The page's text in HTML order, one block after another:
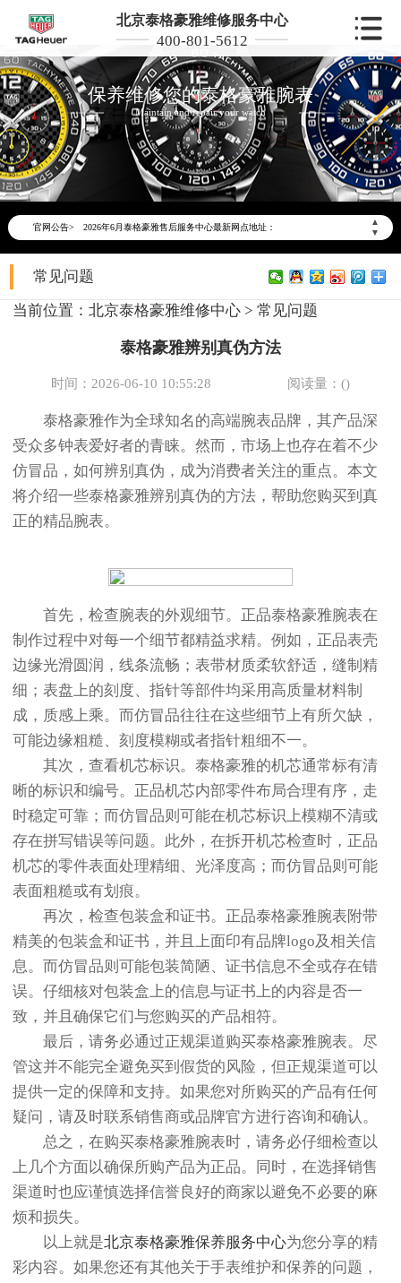
北京泰格豪雅维修服务中心
400-801-5612
保养维修您的泰格豪雅腕表
Maintain and repair your watch
官网公告>
▲
▼
2026年6月泰格豪雅北京市售后服务网络优化升级公告
2026年6月北京市泰格豪雅官方售后客户服务热线：400-801-5612
2026年6月泰格豪雅售后服务中心最新网点地址：
北京市东城区东长安街1号东方广场写字楼W3座6层602室（需提前预约）
北京市朝阳区建国门外大街甲6号华熙国际中心写字楼D座11层1102室（需提前预约）
节假日正常营业！
常见问题
当前位置： 北京泰格豪雅维修中心 > 常见问题
泰格豪雅辨别真伪方法
时间：2026-06-10 10:55:28 阅读量：()
泰格豪雅作为全球知名的高端腕表品牌，其产品深
受众多钟表爱好者的青睐。然而，市场上也存在着不少
仿冒品，如何辨别真伪，成为消费者关注的重点。本文
将介绍一些泰格豪雅辨别真伪的方法，帮助您购买到真
正的精品腕表。
首先，检查腕表的外观细节。正品泰格豪雅腕表在
制作过程中对每一个细节都精益求精。例如，正品表壳
边缘光滑圆润，线条流畅；表带材质柔软舒适，缝制精
细；表盘上的刻度、指针等部件均采用高质量材料制
成，质感上乘。而仿冒品往往在这些细节上有所欠缺，
可能边缘粗糙、刻度模糊或者指针粗细不一。
其次，查看机芯标识。泰格豪雅的机芯通常标有清
晰的标识和编号。正品机芯内部零件布局合理有序，走
时稳定可靠；而仿冒品则可能在机芯标识上模糊不清或
存在拼写错误等问题。此外，在拆开机芯检查时，正品
机芯的零件表面处理精细、光泽度高；而仿冒品则可能
表面粗糙或有划痕。
再次，检查包装盒和证书。正品泰格豪雅腕表附带
精美的包装盒和证书，并且上面印有品牌logo及相关信
息。而仿冒品则可能包装简陋、证书信息不全或存在错
误。仔细核对包装盒上的信息与证书上的内容是否一
致，并且确保它们与您购买的产品相符。
最后，请务必通过正规渠道购买泰格豪雅腕表。尽
管这并不能完全避免买到假货的风险，但正规渠道可以
提供一定的保障和支持。如果您对所购买的产品有任何
疑问，请及时联系销售商或品牌官方进行咨询和确认。
总之，在购买泰格豪雅腕表时，请务必仔细检查以
上几个方面以确保所购产品为正品。同时，在选择销售
渠道时也应谨慎选择信誉良好的商家以避免不必要的麻
烦和损失。
以上就是北京泰格豪雅保养服务中心为您分享的精
彩内容。如果您还有其他关于手表维护和保养的问题，